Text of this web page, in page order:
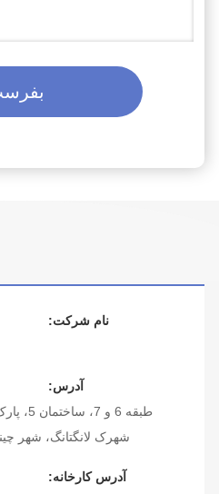
نام شرکت:
آدرس:
طبقه 6
شهرک لانگتانگ، شهر
آدرس کارخانه: